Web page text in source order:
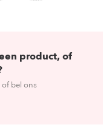
product, of
of bel ons